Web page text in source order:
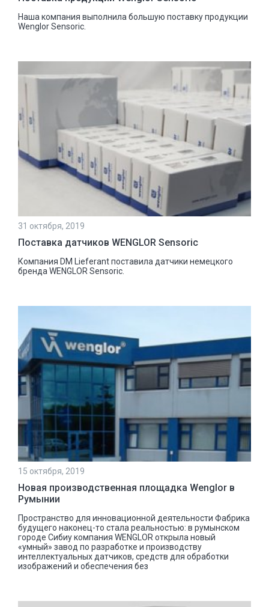
Наша компания выполнила большую поставку продукции
Wenglor Sensoric.
31 октября, 2019
Поставка датчиков WENGLOR Sensoric
Компания DM Lieferant поставила датчики немецкого
бренда WENGLOR Sensoric.
15 октября, 2019
Новая производственная площадка Wenglor в
Румынии
Пространство для инновационной деятельности Фабрика
будущего наконец-то стала реальностью: в румынском
городе Сибиу компания WENGLOR открыла новый
«умный» завод по разработке и производству
интеллектуальных датчиков, средств для обработки
изображений и обеспечения без